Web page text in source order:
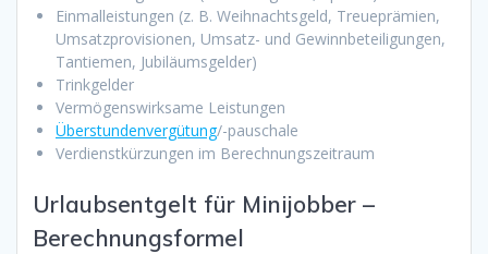
Einmalleistungen (z. B. Weihnachtsgeld, Treueprämien,
Umsatzprovisionen, Umsatz- und Gewinnbeteiligungen,
Tantiemen, Jubiläumsgelder)
Trinkgelder
Vermögenswirksame Leistungen
Überstundenvergütung/-pauschale
Verdienstkürzungen im Berechnungszeitraum
Urlaubsentgelt für Minijobber –
Berechnungsformel